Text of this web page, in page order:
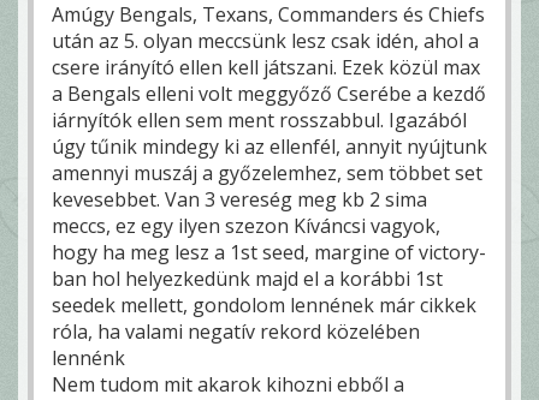
Amúgy Bengals, Texans, Commanders és Chiefs
után az 5. olyan meccsünk lesz csak idén, ahol a
csere irányító ellen kell játszani. Ezek közül max
a Bengals elleni volt meggyőző Cserébe a kezdő
iárnyítók ellen sem ment rosszabbul. Igazából
úgy tűnik mindegy ki az ellenfél, annyit nyújtunk
amennyi muszáj a győzelemhez, sem többet set
kevesebbet. Van 3 vereség meg kb 2 sima
meccs, ez egy ilyen szezon Kíváncsi vagyok,
hogy ha meg lesz a 1st seed, margine of victory-
ban hol helyezkedünk majd el a korábbi 1st
seedek mellett, gondolom lennének már cikkek
róla, ha valami negatív rekord közelében
lennénk
Nem tudom mit akarok kihozni ebből a